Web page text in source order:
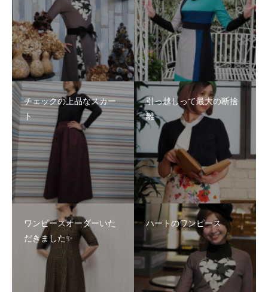
チェックの上品なスカー
ト
引っ越しって最大の断捨
離
ワンピースオーダーいた
だきました✨
ハートのワンピース